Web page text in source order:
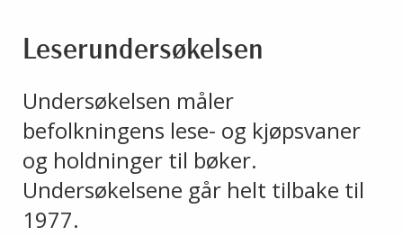
Leserundersøkelsen
Undersøkelsen måler
befolkningens lese- og kjøpsvaner
og holdninger til bøker.
Undersøkelsene går helt tilbake til
1977.